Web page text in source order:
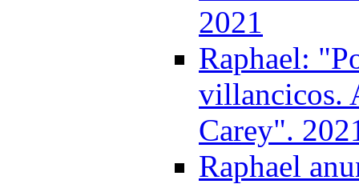
2021
Raphael:
villancicos.
Carey".
Raphael